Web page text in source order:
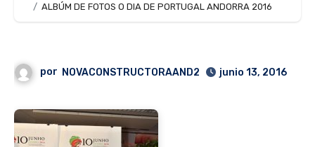
ALBÚM DE FOTOS O DIA DE PORTUGAL ANDORRA 2016
por NOVACONSTRUCTORAAND2 junio 13, 2016